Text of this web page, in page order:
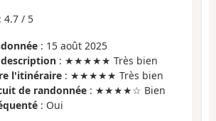
: 4.7 / 5
: 15 août 2025
: ★★★★★ Très bien
l'itinéraire : ★★★★★ Très bien
de randonnée : ★★★★☆ Bien
: Oui